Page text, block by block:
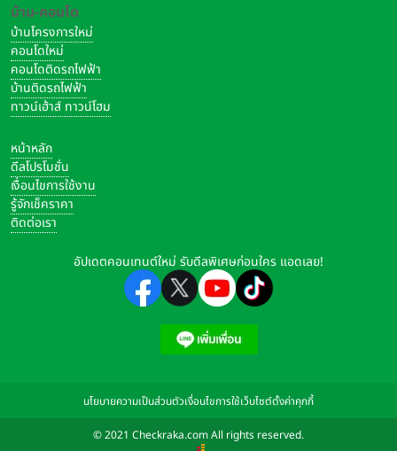
บ้าน-คอนโด
บ้านโครงการใหม่
คอนโดใหม่
คอนโดติดรถไฟฟ้า
บ้านติดรถไฟฟ้า
ทาวน์เฮ้าส์ ทาวน์โฮม
หน้าหลัก
ดีลโปรโมชั่น
เงื่อนไขการใช้งาน
รู้จักเช็คราคา
ติดต่อเรา
อัปเดตคอนเทนต์ใหม่ รับดีลพิเศษก่อนใคร แอดเลย!
นโยบายความเป็นส่วนตัวเงื่อนไขการใช้เว็บไซต์ตั้งค่าคุกกี้
© 2021 Checkraka.com All rights reserved.